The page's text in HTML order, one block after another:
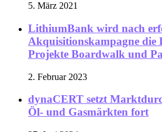
5. März 2021
LithiumBank wird nach
Akquisitionskampagne die
Projekte Boardwalk und
2. Februar 2023
dynaCERT setzt
Öl- und Gasmärkten fort